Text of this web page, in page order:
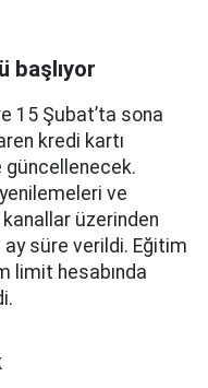
başlıyor
15 Şubat’ta sona
kredi kartı
güncellenecek.
ve
üzerinden
süre verildi. Eğitim
limit hesabında